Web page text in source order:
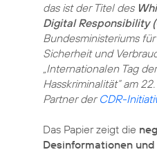
das ist der Titel des
Digital Responsibility
Bundesministeriums
Sicherheit und
„Internationalen Tag
Hasskriminalität“ am
Partner der CDR-
Das Papier zeigt die
Desinformationen